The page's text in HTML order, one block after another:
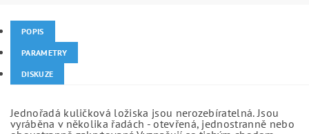
POPIS
PARAMETRY
DISKUZE
Jednořadá kuličková ložiska jsou nerozebíratelná. Jsou
vyráběna v několika řadách - otevřená, jednostranně nebo